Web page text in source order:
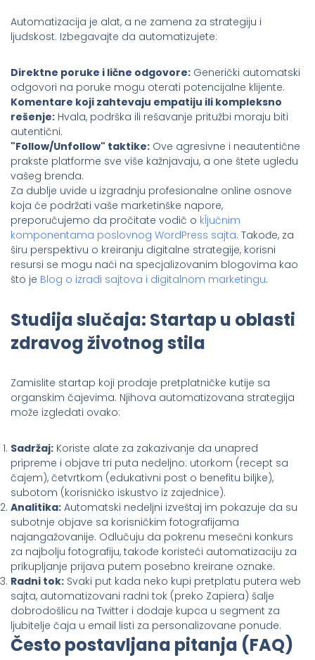
Automatizacija je alat, a ne zamena za strategiju i
ljudskost. Izbegavajte da automatizujete:
Direktne poruke i lične odgovore: Generički automatski
odgovori na poruke mogu oterati potencijalne klijente.
Komentare koji zahtevaju empatiju ili kompleksno
rešenje: Hvala, podrška ili rešavanje pritužbi moraju biti
autentični.
"Follow/Unfollow" taktike: Ove agresivne i neautentične
prakste platforme sve više kažnjavaju, a one štete ugledu
vašeg brenda.
Za dublje uvide u izgradnju profesionalne online osnove
koja će podržati vaše marketinške napore,
preporučujemo da pročitate vodič o kĺjučnim
komponentama poslovnog WordPress sajta. Takođe, za
širu perspektivu o kreiranju digitalne strategije, korisni
resursi se mogu naći na specjalizovanim blogovima kao
što je Blog o izradi sajtova i digitalnom marketingu.
Studija slučaja: Startap u oblasti
zdravog životnog stila
Zamislite startap koji prodaje pretplatničke kutije sa
organskim čajevima. Njihova automatizovana strategija
može izgledati ovako:
Sadržaj: Koriste alate za zakazivanje da unapred
pripreme i objave tri puta nedeljno: utorkom (recept sa
čajem), četvrtkom (edukativni post o benefitu biljke),
subotom (korisničko iskustvo iz zajednice).
Analitika: Automatski nedeljni izveštaj im pokazuje da su
subotnje objave sa korisničkim fotografijama
najangažovanije. Odlučuju da pokrenu mesečni konkurs
za najbolju fotografiju, takođe koristeći automatizaciju za
prikupljanje prijava putem posebno kreirane oznake.
Radni tok: Svaki put kada neko kupi pretplatu putera web
sajta, automatizovani radni tok (preko Zapiera) šalje
dobrodošlicu na Twitter i dodaje kupca u segment za
ljubitelje čaja u email listi za personalizovane ponude.
Često postavljana pitanja (FAQ)